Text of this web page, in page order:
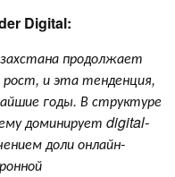
Digital:
продолжает
и эта тенденция,
годы. В структуре
доминирует digital-
доли онлайн-